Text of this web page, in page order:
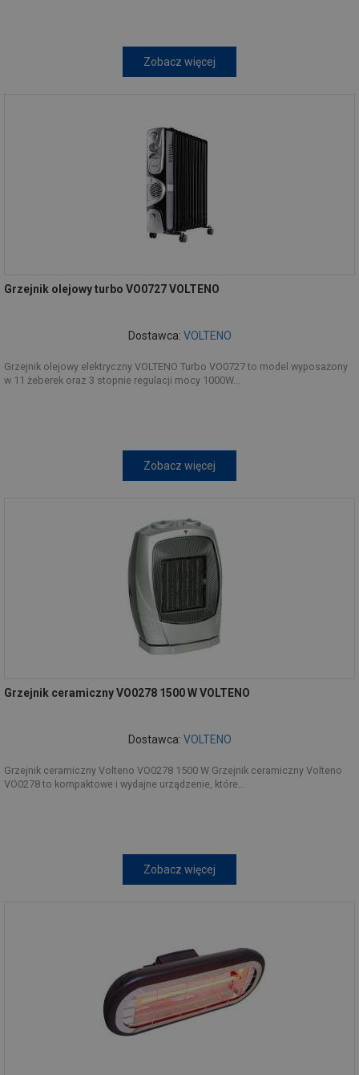
Zobacz więcej
Grzejnik olejowy turbo VO0727 VOLTENO
Dostawca: VOLTENO
Grzejnik olejowy elektryczny VOLTENO Turbo VO0727 to model wyposażony
w 11 żeberek oraz 3 stopnie regulacji mocy 1000W...
Zobacz więcej
Grzejnik ceramiczny VO0278 1500 W VOLTENO
Dostawca: VOLTENO
Grzejnik ceramiczny Volteno VO0278 1500 W Grzejnik ceramiczny Volteno
VO0278 to kompaktowe i wydajne urządzenie, które...
Zobacz więcej